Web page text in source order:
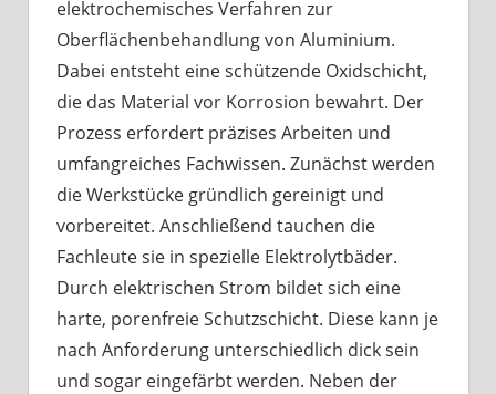
elektrochemisches Verfahren zur
Oberflächenbehandlung von Aluminium.
Dabei entsteht eine schützende Oxidschicht,
die das Material vor Korrosion bewahrt. Der
Prozess erfordert präzises Arbeiten und
umfangreiches Fachwissen. Zunächst werden
die Werkstücke gründlich gereinigt und
vorbereitet. Anschließend tauchen die
Fachleute sie in spezielle Elektrolytbäder.
Durch elektrischen Strom bildet sich eine
harte, porenfreie Schutzschicht. Diese kann je
nach Anforderung unterschiedlich dick sein
und sogar eingefärbt werden. Neben der